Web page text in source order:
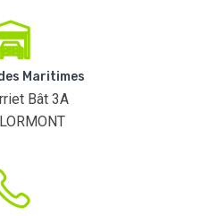
Maritimes
Bât 3A